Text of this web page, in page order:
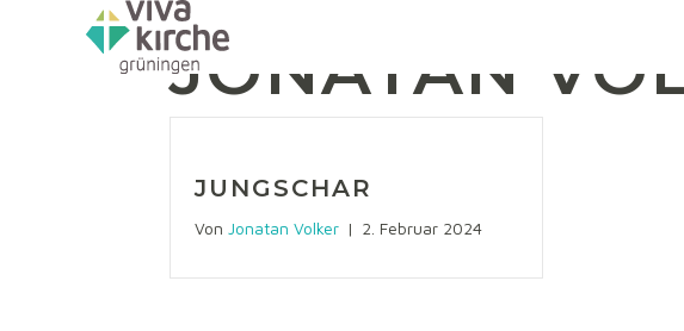
JONATAN
JUNGSCHAR
Von Jonatan Volker | 2. Februar 2024